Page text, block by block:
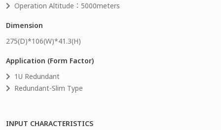
Operation Altitude：5000meters
Dimension
275(D)*106(W)*41.3(H)
Application (Form Factor)
1U Redundant
Redundant-Slim Type
INPUT CHARACTERISTICS